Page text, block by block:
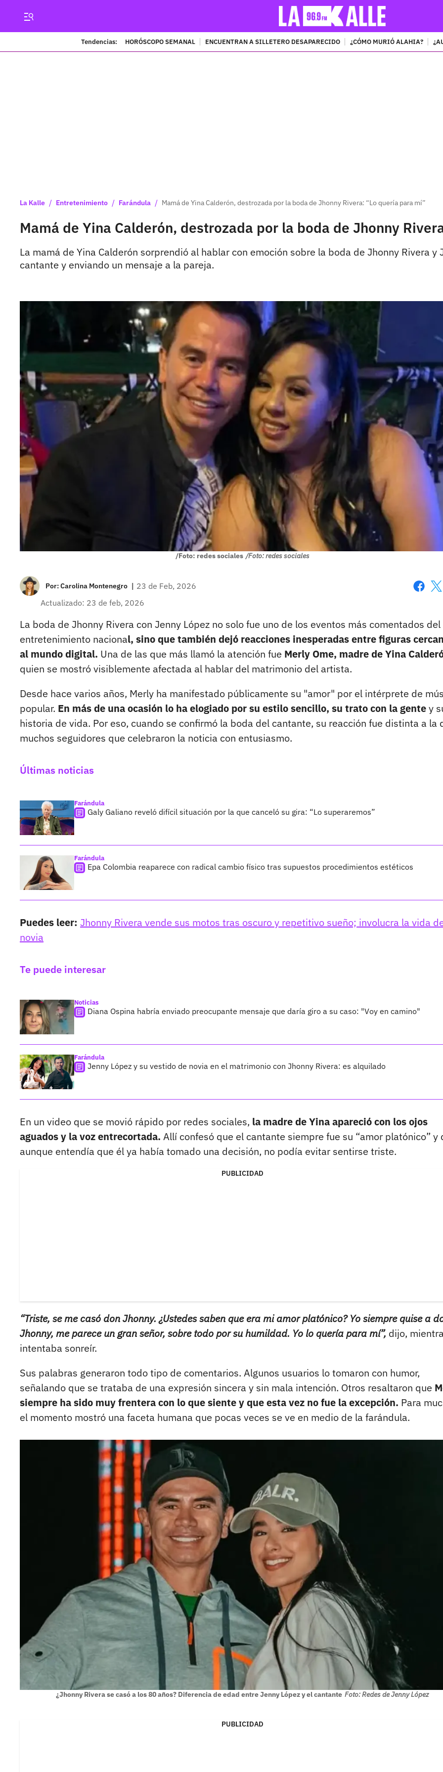
Tendencias: HORÓSCOPO SEMANAL ENCUENTRAN A SILLETERO DESAPARECIDO ¿CÓMO MURIÓ ALAHIA?
La Kalle / Entretenimiento / Farándula / Mamá de Yina Calderón, destrozada por la boda de Jhonny Rivera: “Lo quería para mí”
Mamá de Yina Calderón, destrozada por la boda de Jhonny
La mamá de Yina Calderón sorprendió al hablar con emoción sobre la boda de Jhonny Rivera
cantante y enviando un mensaje a la pareja.
/Foto: redes sociales /Foto: redes sociales
Por:Carolina Montenegro | 23 de Feb, 2026
Actualizado: 23 de feb, 2026
La boda de Jhonny Rivera con Jenny López no solo fue uno de los eventos más comentados del
entretenimiento nacional, sino que también dejó reacciones inesperadas entre figuras
al mundo digital. Una de las que más llamó la atención fue Merly Ome, madre de Yina
quien se mostró visiblemente afectada al hablar del matrimonio del artista.
Desde hace varios años, Merly ha manifestado públicamente su "amor" por el intérprete de
popular. En más de una ocasión lo ha elogiado por su estilo sencillo, su trato con la gentey
historia de vida. Por eso, cuando se confirmó la boda del cantante, su reacción fue distinta a la
muchos seguidores que celebraron la noticia con entusiasmo.
Últimas noticias
Farándula
Galy Galiano reveló difícil situación por la que canceló su gira: “Lo superaremos”
Farándula
Epa Colombia reaparece con radical cambio físico tras supuestos procedimientos estéticos
Puedes leer: Jhonny Rivera vende sus motos tras oscuro y repetitivo sueño; involucra la vida
novia
Te puede interesar
Noticias
Diana Ospina habría enviado preocupante mensaje que daría giro a su caso: "Voy en camino"
Farándula
Jenny López y su vestido de novia en el matrimonio con Jhonny Rivera: es alquilado
En un video que se movió rápido por redes sociales, la madre de Yina apareció con los ojos
aguados y la voz entrecortada. Allí confesó que el cantante siempre fue su “amor platónico” y
aunque entendía que él ya había tomado una decisión, no podía evitar sentirse triste.
PUBLICIDAD
“Triste, se me casó don Jhonny. ¿Ustedes saben que era mi amor platónico? Yo siempre quise a
Jhonny, me parece un gran señor, sobre todo por su humildad. Yo lo quería para mí”, dijo,
intentaba sonreír.
Sus palabras generaron todo tipo de comentarios. Algunos usuarios lo tomaron con humor,
señalando que se trataba de una expresión sincera y sin mala intención. Otros resaltaron que
siempre ha sido muy frentera con lo que siente y que esta vez no fue la excepción. Para
el momento mostró una faceta humana que pocas veces se ve en medio de la farándula.
¿Jhonny Rivera se casó a los 80 años? Diferencia de edad entre Jenny López y el cantante Foto: Redes de Jenny López
PUBLICIDAD